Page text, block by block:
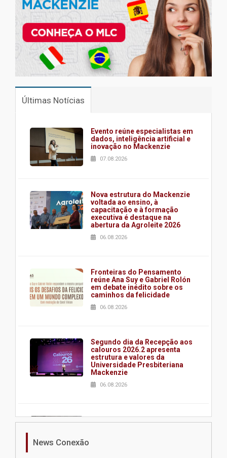
Últimas Notícias
Evento reúne especialistas em
dados, inteligência artificial e
inovação no Mackenzie
07.08.2026
Nova estrutura do Mackenzie
voltada ao ensino, à
capacitação e à formação
executiva é destaque na
abertura da Agroleite 2026
06.08.2026
Fronteiras do Pensamento
reúne Ana Suy e Gabriel Rolón
em debate inédito sobre os
caminhos da felicidade
06.08.2026
Segundo dia da Recepção aos
calouros 2026.2 apresenta
estrutura e valores da
Universidade Presbiteriana
Mackenzie
06.08.2026
Nova apresentação do Centro
News Conexão